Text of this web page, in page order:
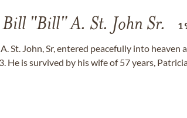
"Bill" A. St. John Sr.
A. St. John, Sr, entered peacefully into heaven
He is survived by his wife of 57 years,